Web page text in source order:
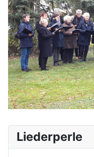
Liederperle